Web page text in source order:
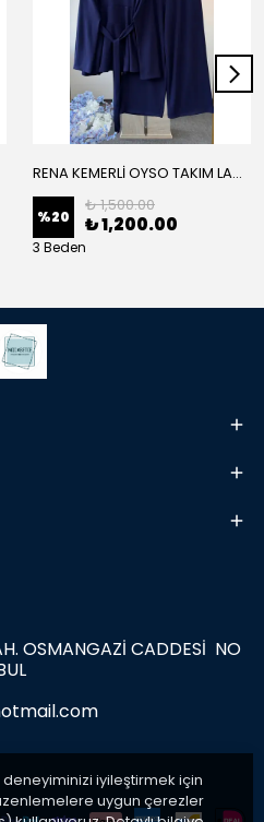
deneyiminizi iyileştirmek için
uygun çerezler
RENA KEMERLİ OYSO TAKIM LACİVERT
%20
₺ 1,500.00
₺ 1,200.00
3 Beden
OSMANGAZİ CADDESİ NO